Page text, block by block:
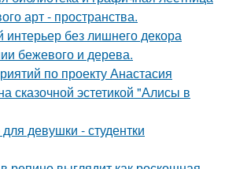
арт - пространства.
без лишнего декора
бежевого и дерева.
по проекту Анастасия
сказочной эстетикой "Алисы в
девушки - студентки